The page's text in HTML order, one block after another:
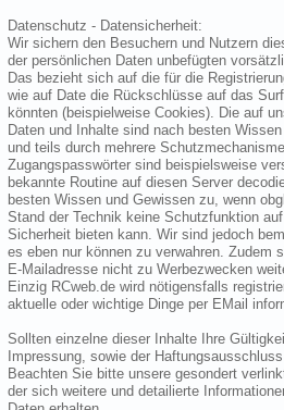
Datenschutz - Datensicherheit:
Wir sichern den Besuchern und Nutzern
der persönlichen Daten unbefügten
Das bezieht sich auf die für die
wie auf Date die Rückschlüsse auf das
könnten (beispielweise Cookies). Die auf
Daten und Inhalte sind nach besten
und teils durch mehrere
Zugangspasswörter sind beispielsweise
bekannte Routine auf diesen Server
besten Wissen und Gewissen zu, wenn
Stand der Technik keine Schutzfunktion
Sicherheit bieten kann. Wir sind jedoch
es eben nur können zu verwahren. Zudem
E-Mailadresse nicht zu Werbezwecken
Einzig RCweb.de wird nötigensfalls
aktuelle oder wichtige Dinge per EMail
Sollten einzelne dieser Inhalte Ihre
Impressung, sowie der
Beachten Sie bitte unsere gesondert
der sich weitere und detailierte